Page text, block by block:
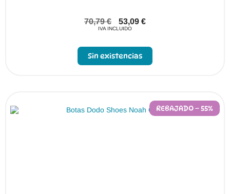
70,79€ 53,09 €
IVA INCLUIDO
Sin existencias
REBAJADO – 55%